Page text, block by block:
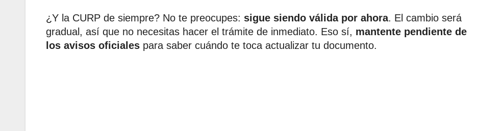
¿Y la CURP de siempre? No te preocupes: sigue siendo válida por ahora. El cambio será
gradual, así que no necesitas hacer el trámite de inmediato. Eso sí, mantente pendiente de
los avisos oficiales para saber cuándo te toca actualizar tu documento.